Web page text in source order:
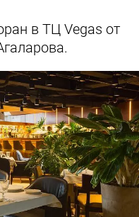
в ТЦ Vegas от